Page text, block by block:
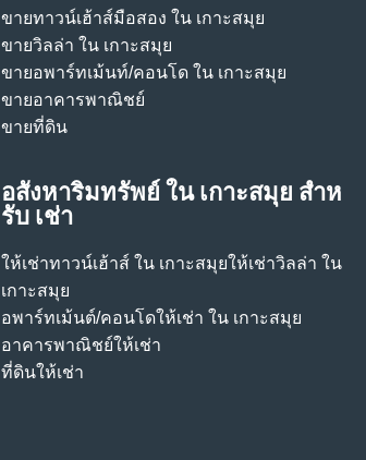
ขายทาวน์เฮ้าส์มือสอง ใน เกาะสมุย
ขายวิลล่า ใน เกาะสมุย
ขายอพาร์ทเม้นท์/คอนโด ใน เกาะสมุย
ขายอาคารพาณิชย์
ขายที่ดิน
อสังหาริมทรัพย์ ใน เกาะสมุย สําห
รับ เช่า
ให้เช่าทาวน์เฮ้าส์ ใน เกาะสมุยให้เช่าวิลล่า ใน
เกาะสมุย
อพาร์ทเม้นต์/คอนโดให้เช่า ใน เกาะสมุย
อาคารพาณิชย์ให้เช่า
ที่ดินให้เช่า